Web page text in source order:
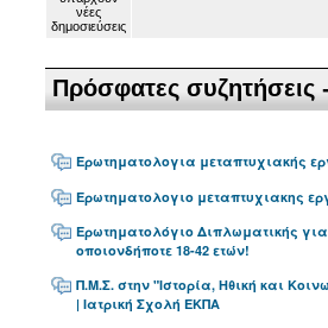
Πρόσφατες συζητήσεις
Ερωτηματολογια μεταπτυχιακής
Ερωτηματολογιο μεταπτυχιακης
Ερωτηματολόγιο Διπλωματικής
οποιονδήποτε 18-42 ετών!
Π.Μ.Σ. στην "Ιστορία, Ηθική και
| Ιατρική Σχολή ΕΚΠΑ